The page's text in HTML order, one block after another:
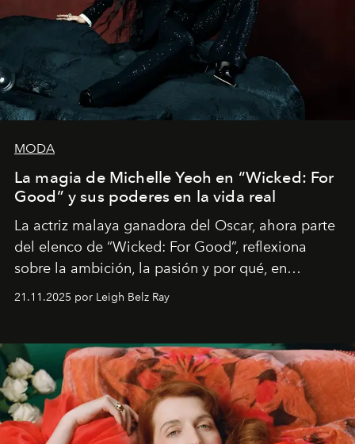
MODA
La magia de Michelle Yeoh en “Wicked: For
Good” y sus poderes en la vida real
La actriz malaya ganadora del Oscar, ahora parte
del elenco de “Wicked: For Good”, reflexiona
sobre la ambición, la pasión y por qué, en
ocasiones, la introspección puede esperar. “Es
importa si no lo entienden’”, confiesa.
21.11.2025 por Leigh Belz Ray